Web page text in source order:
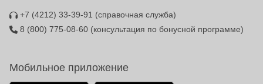
+7 (4212) 33-39-91 (справочная служба)
8 (800) 775-08-60 (консультация по бонусной программе)
Мобильное приложение